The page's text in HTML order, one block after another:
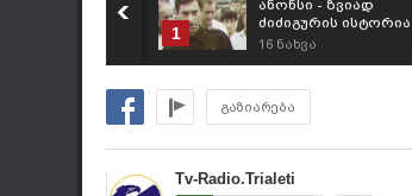
1
ანონსი - ზვიად
ძიძიგურის ისტორია
16 ნახვა
გაზიარება
Tv-Radio.Trialeti